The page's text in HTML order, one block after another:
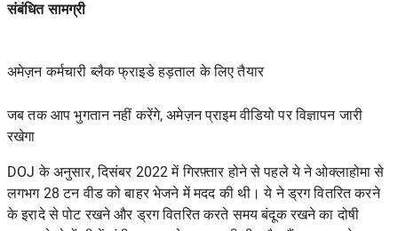
संबंधित सामग्री
अमेज़न कर्मचारी ब्लैक फ्राइडे हड़ताल के लिए तैयार
जब तक आप भुगतान नहीं करेंगे, अमेज़न प्राइम वीडियो पर विज्ञापन जारी
रखेगा
DOJ के अनुसार, दिसंबर 2022 में गिरफ़्तार होने से पहले ये ने ओक्लाहोमा से
लगभग 28 टन वीड को बाहर भेजने में मदद की थी। ये ने ड्रग वितरित करने
के इरादे से पोट रखने और ड्रग वितरित करते समय बंदूक रखने का दोषी